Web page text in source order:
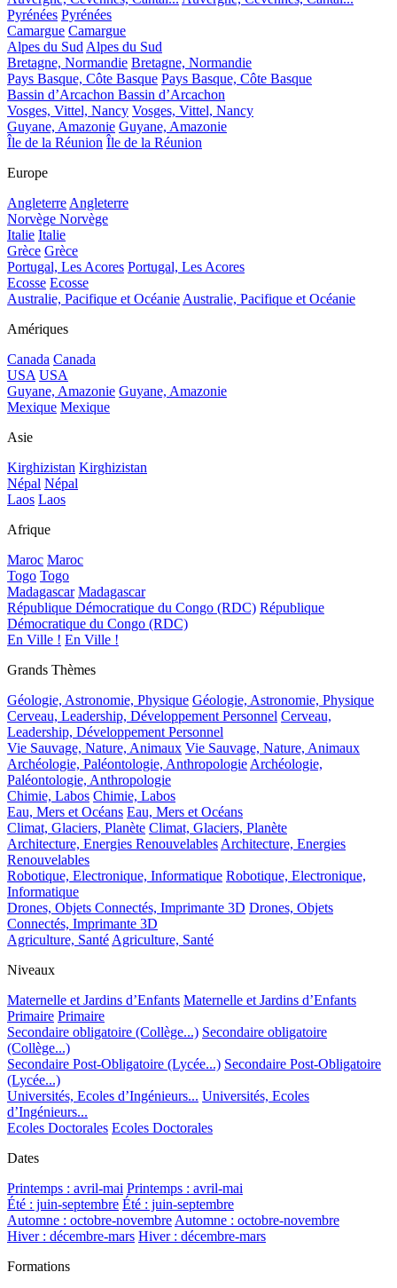
Pyrénées Pyrénées
Camargue Camargue
Alpes du SudAlpes du Sud
Bretagne, Normandie Bretagne, Normandie
Pays Basque, Côte Basque Pays Basque, Côte Basque
Bassin d’Arcachon Bassin d’Arcachon
Vosges, Vittel, Nancy Vosges, Vittel, Nancy
Guyane, Amazonie Guyane, Amazonie
Île de la Réunion Île de la Réunion
Europe
AngleterreAngleterre
Norvège Norvège
Italie Italie
Grèce Grèce
Portugal, Les Acores Portugal, Les Acores
Ecosse Ecosse
Australie, Pacifique et OcéanieAustralie, Pacifique et Océanie
Amériques
Canada Canada
USA USA
Guyane, Amazonie Guyane, Amazonie
Mexique Mexique
Asie
Kirghizistan Kirghizistan
Népal Népal
Laos Laos
Afrique
Maroc Maroc
Togo Togo
Madagascar Madagascar
République Démocratique du Congo (RDC) République
Démocratique du Congo (RDC)
En Ville ! En Ville !
Grands Thèmes
Géologie, Astronomie, Physique Géologie, Astronomie, Physique
Cerveau, Leadership, Développement Personnel Cerveau,
Leadership, Développement Personnel
Vie Sauvage, Nature, Animaux Vie Sauvage, Nature, Animaux
Archéologie, Paléontologie, AnthropologieArchéologie,
Paléontologie, Anthropologie
Chimie, Labos Chimie, Labos
Eau, Mers et Océans Eau, Mers et Océans
Climat, Glaciers, Planète Climat, Glaciers, Planète
Architecture, Energies RenouvelablesArchitecture, Energies
Renouvelables
Robotique, Electronique, Informatique Robotique, Electronique,
Informatique
Drones, Objets Connectés, Imprimante 3D Drones, Objets
Connectés, Imprimante 3D
Agriculture, SantéAgriculture, Santé
Niveaux
Maternelle et Jardins d’Enfants Maternelle et Jardins d’Enfants
Primaire Primaire
Secondaire obligatoire (Collège...) Secondaire obligatoire
(Collège...)
Secondaire Post-Obligatoire (Lycée...) Secondaire Post-Obligatoire
(Lycée...)
Universités, Ecoles d’Ingénieurs... Universités, Ecoles
d’Ingénieurs...
Ecoles Doctorales Ecoles Doctorales
Dates
Printemps : avril-mai Printemps : avril-mai
Été : juin-septembre Été : juin-septembre
Automne : octobre-novembreAutomne : octobre-novembre
Hiver : décembre-mars Hiver : décembre-mars
Formations